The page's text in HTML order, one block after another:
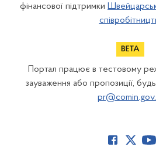
фінансової підтримки
Портал працює в тестовому
зауваження або пропозиції,